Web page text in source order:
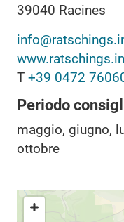
39040 Racines
T +39 0472
Periodo
maggio, giugno,
ottobre